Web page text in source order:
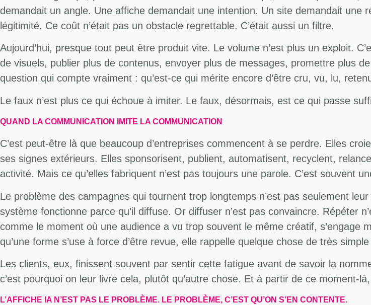
demandait un angle. Une affiche demandait une intention. Un site demandait
légitimité. Ce coût n’était pas un obstacle regrettable. C’était aussi un filtre.
Aujourd’hui, presque tout peut être produit vite. Le volume n’est plus un exploit.
de visuels, publier plus de contenus, envoyer plus de messages, promettre plus
question qui compte vraiment : qu’est-ce qui mérite encore d’être cru, vu, lu,
Le faux n’est plus ce qui échoue à imiter. Le faux, désormais, est ce qui passe
QUAND LA COMMUNICATION IMITE LA COMMUNICATION
C’est peut-être là que beaucoup d’entreprises commencent à se perdre. Elles
ses signes extérieurs. Elles sponsorisent, publient, automatisent, recyclent,
activité. Mais ce qu’elles fabriquent n’est pas toujours une parole. C’est souvent
Le problème des campagnes qui tournent trop longtemps n’est pas seulement leur
système fonctionne parce qu’il diffuse. Or diffuser n’est pas convaincre. Répéter
comme le moment où une audience a vu trop souvent le même créatif,
qu’une forme s’use à force d’être revue, elle rappelle quelque chose de très
Les clients, eux, finissent souvent par sentir cette fatigue avant de savoir la
c’est pourquoi on leur livre cela, plutôt qu’autre chose. Et à partir de ce moment-
L’AFFICHE IA N’EST PAS LE PROBLÈME. LE PROBLÈME, C’EST QU’ON S’EN CONTENTE.